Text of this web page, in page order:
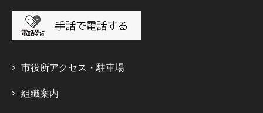
市役所アクセス・駐車場
組織案内